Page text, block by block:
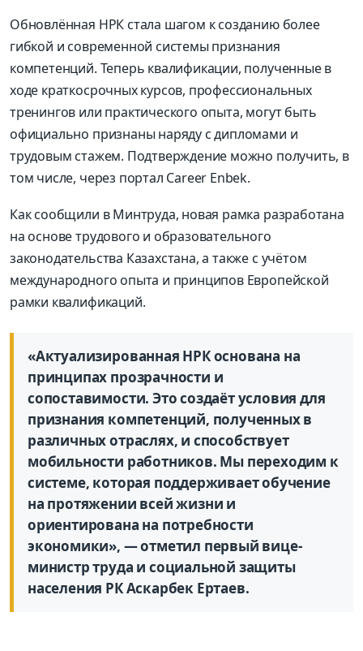
Обновлённая НРК стала шагом к созданию более
гибкой и современной системы признания
компетенций. Теперь квалификации, полученные в
ходе краткосрочных курсов, профессиональных
тренингов или практического опыта, могут быть
официально признаны наряду с дипломами и
трудовым стажем. Подтверждение можно получить, в
том числе, через портал Career Enbek.
Как сообщили в Минтруда, новая рамка разработана
на основе трудового и образовательного
законодательства Казахстана, а также с учётом
международного опыта и принципов Европейской
рамки квалификаций.
«Актуализированная НРК основана на
принципах прозрачности и
сопоставимости. Это создаёт условия для
признания компетенций, полученных в
различных отраслях, и способствует
мобильности работников. Мы переходим к
системе, которая поддерживает обучение
на протяжении всей жизни и
ориентирована на потребности
экономики», — отметил первый вице-
министр труда и социальной защиты
населения РК Аскарбек Ертаев.